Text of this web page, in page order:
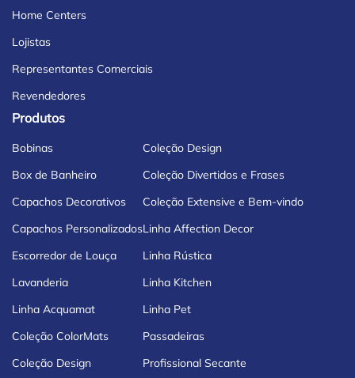
Home Centers
Lojistas
Representantes Comerciais
Revendedores
Produtos
Bobinas
Box de Banheiro
Capachos Decorativos
Capachos Personalizados
Escorredor de Louça
Lavanderia
Linha Acquamat
Coleção ColorMats
Coleção Design
Coleção Design
Coleção Divertidos e Frases
Coleção Extensive e Bem-vindo
Linha Affection Decor
Linha Rústica
Linha Kitchen
Linha Pet
Passadeiras
Profissional Secante